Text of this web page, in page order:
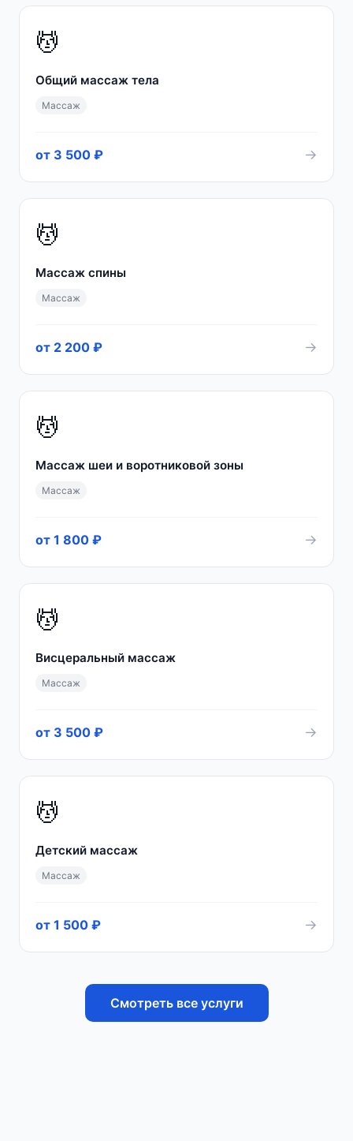
💆
Общий массаж тела
Массаж
от 3 500 ₽ →
💆
Массаж спины
Массаж
от 2 200 ₽ →
💆
Массаж шеи и воротниковой зоны
Массаж
от 1 800 ₽ →
💆
Висцеральный массаж
Массаж
от 3 500 ₽ →
💆
Детский массаж
Массаж
от 1 500 ₽ →
Смотреть все услуги